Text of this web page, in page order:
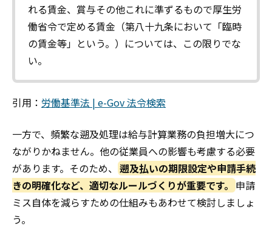
れる賃金、賞与その他これに準ずるもので厚生労
働省令で定める賃金（第八十九条において「臨時
の賃金等」という。）については、この限りでな
い。
引用： 労働基準法 | e-Gov 法令検索
一方で、頻繁な遡及処理は給与計算業務の負担増大につ
ながりかねません。他の従業員への影響も考慮する必要
があります。そのため、 遡及払いの期限設定や申請手続
きの明確化など、適切なルールづくりが重要です。 申請
ミス自体を減らすための仕組みもあわせて検討しましょ
う。